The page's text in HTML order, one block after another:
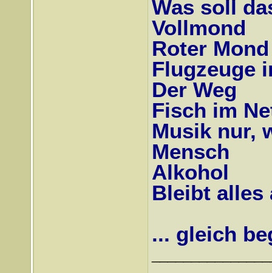
Was soll
Vollmond
Roter Mond
Flugzeuge
Der Weg
Fisch im
Musik nur,
Mensch
Alkohol
Bleibt alles
... gleich